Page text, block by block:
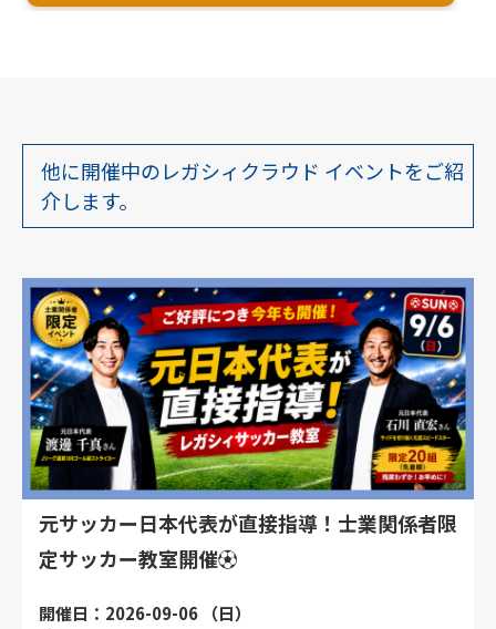
他に開催中のレガシィクラウド イベントをご紹
介します。
元サッカー日本代表が直接指導！士業関係者限
定サッカー教室開催⚽
開催日：2026-09-06 （日）